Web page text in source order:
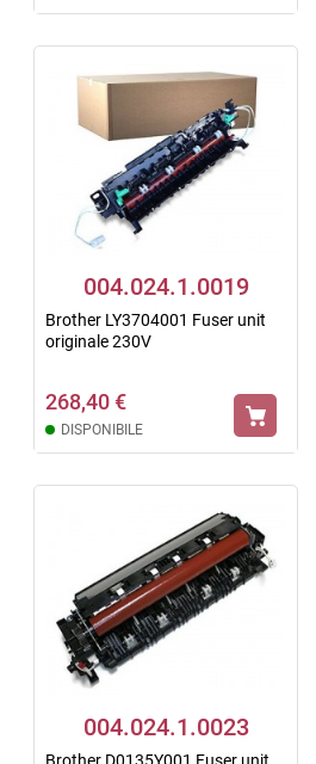
004.024.1.0019
Brother LY3704001 Fuser unit
originale 230V
268,40 €
DISPONIBILE
004.024.1.0023
Brother D0135Y001 Fuser unit